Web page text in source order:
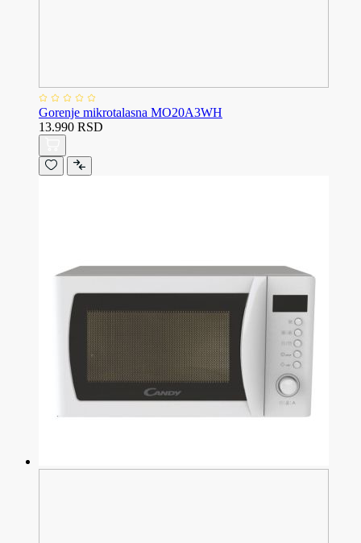
Gorenje mikrotalasna MO20A3WH
13.990 RSD